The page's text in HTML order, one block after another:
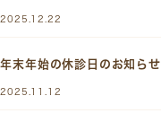
2025.12.22
年末年始の休診日のお知らせ
2025.11.12